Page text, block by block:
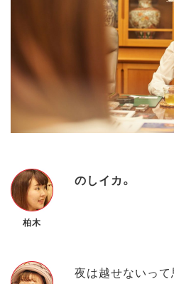
柏木
のしイカ。
夜は越せないって